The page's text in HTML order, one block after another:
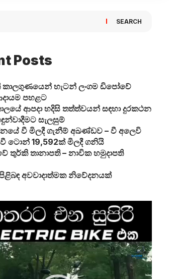
SEARCH
Posts
කාලගුණයෙන් හැටන් ලංගම ඩිපෝවේ
පහළට
ආපදා හදිසි තත්ත්වයන් සඳහා දුරකථන
සැලසුම්
වී මිලදී ගැනීම් අඛණ්ඩව – වී අලෙවි
ටොන් 19,592ක් මිලදී ගනියි
තුර්කි තානාපති – නාවික හමුදාපති
පිළිබඳ අවවාදාත්මක නිවේදනයක්